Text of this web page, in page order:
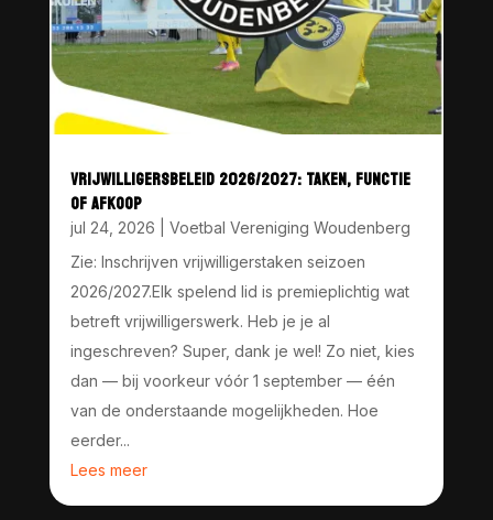
VRIJWILLIGERSBELEID 2026/2027: TAKEN, FUNCTIE
OF AFKOOP
jul 24, 2026
Voetbal Vereniging Woudenberg
Zie: Inschrijven vrijwilligerstaken seizoen
2026/2027.Elk spelend lid is premieplichtig wat
betreft vrijwilligerswerk. Heb je je al
ingeschreven? Super, dank je wel! Zo niet, kies
dan — bij voorkeur vóór 1 september — één
van de onderstaande mogelijkheden. Hoe
eerder...
Lees meer